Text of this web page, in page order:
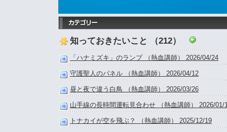
知っておきたいこと （212）
「ハナミズキ」のランプ （熱血講師） 2026/04/24
守護聖人のパネル （熱血講師） 2026/04/12
昼と夜で違う白鳥 （熱血講師） 2026/03/26
山手線の長時間運転見合わせ （熱血講師） 2026/01/
トナカイが空を飛ぶ？ （熱血講師） 2025/12/19